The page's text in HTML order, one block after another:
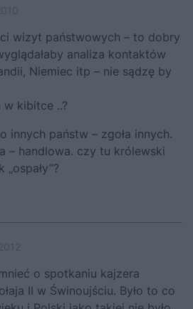
wizyt państwowych – to dobry
analiza kontaktów
Niemiec itp – nie sądzę by
kibitce ..?
innych państw – zgoła innych.
– handlowa. czy tu królewski
o spotkaniu kajzera
II w Świnoujściu. Było to co